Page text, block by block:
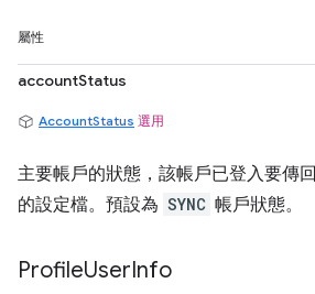
屬性
accountStatus
AccountStatus 選用
主要帳戶的狀態，該帳戶已登入要傳回
的設定檔。預設為 SYNC 帳戶狀態。
ProfileUserInfo